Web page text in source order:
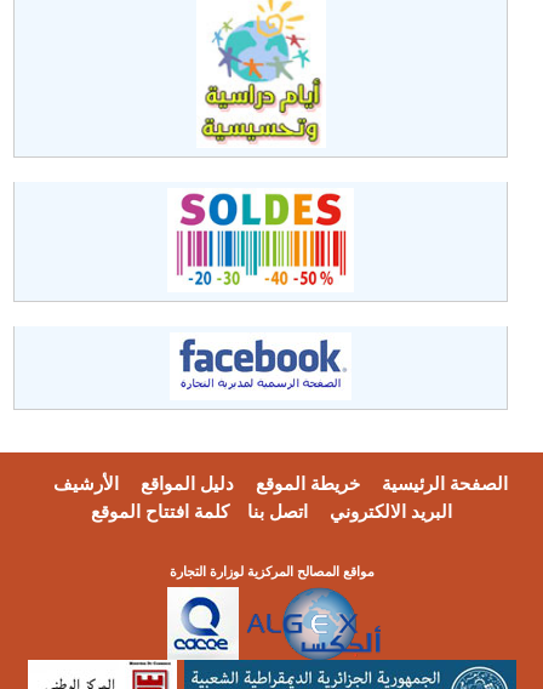
الصفحة الرئيسية خريطة الموقع دليل المواقع
الأرشيف
البريد الالكتروني
اتصل بنا كلمة افتتاح الموقع
مواقع المصالح المركزية لوزارة التجارة